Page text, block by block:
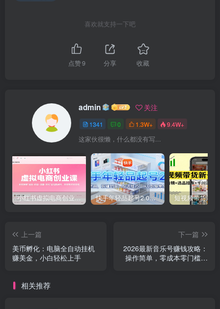
喜欢就支持一下吧
点赞9 分享 收藏
admin 关注
1341 0 1.3W+ 9.4W+
这家伙很懒，什么都没有写...
小红书虚拟电商创业课，系统拆解选品-内容-流量-变现，实现零成本变现 快手年轻品起号2.0：养号选品，剪辑封面，投流技巧，从0到爆单全流程
上一篇
美币孵化：电脑全自动挂机
赚美金，小白轻松上手
下一篇
2026最新音乐号赚钱攻略：
操作简单，零成本零门槛轻
相关推荐